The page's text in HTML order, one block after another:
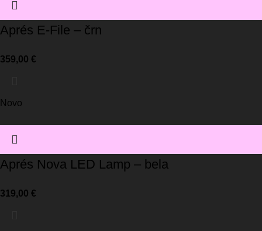
Aprés E-File – črn
359,00 €
Novo
Aprés Nova LED Lamp – bela
319,00 €